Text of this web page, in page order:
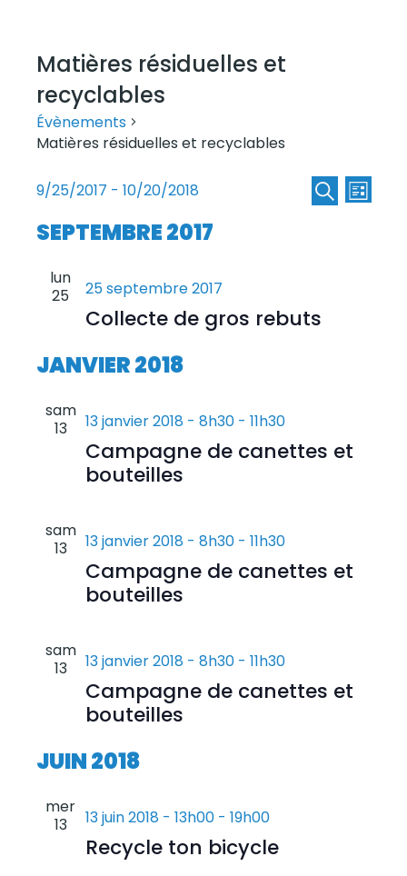
Matières résiduelles et
recyclables
Évènements
Matières résiduelles et recyclables
etRecherche
de
Liste
9/25/2017 - 10/20/2018
une
SEPTEMBRE 2017
lun
25
Collecte de gros rebuts
25 septembre 2017
JANVIER 2018
sam
13
Campagne de canettes et
bouteilles
13 janvier 2018 - 8h30- 11h30
sam
13
Campagne de canettes et
bouteilles
13 janvier 2018 - 8h30- 11h30
sam
13
Campagne de canettes et
bouteilles
13 janvier 2018 - 8h30- 11h30
JUIN 2018
mer
13
Recycle ton bicycle
13 juin 2018 - 13h00- 19h00